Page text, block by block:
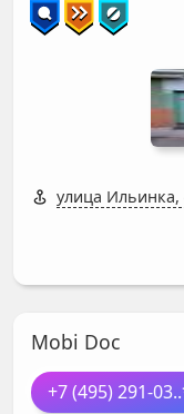
улица Ильинка,
Mobi Doc
+7 (495) 291-03